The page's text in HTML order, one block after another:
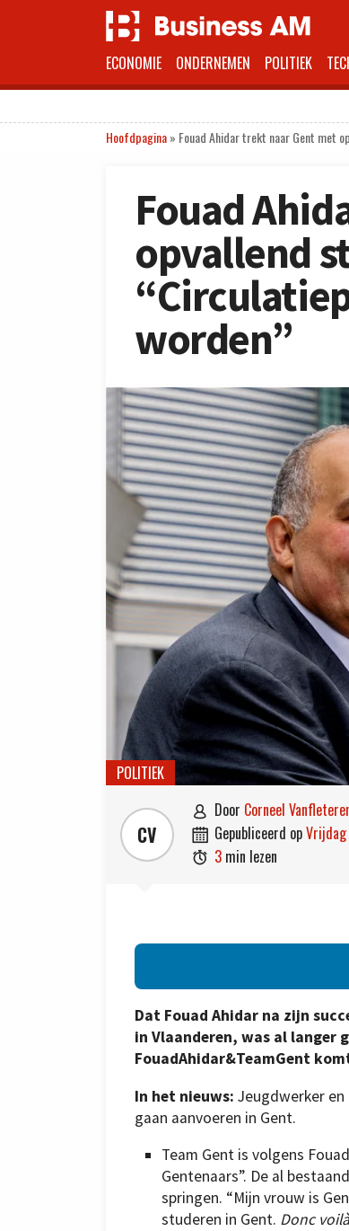
ECONOMIE ONDERNEMEN POLITIEK
Hoofdpagina» Fouad Ahidar trekt naar Gent met
Fouad
opvallend
worden”
POLITIEK
CV
 door Corneel
 gepubliceerd op
 3 min lezen
Dat Fouad Ahidar na zijn
in Vlaanderen, was al langer
FouadAhidar&TeamGent
In het nieuws: Jeugdwerker en
gaan aanvoeren in Gent.
Team Gent is volgens
Gentenaars”. De al
springen. “Mijn vrouw is
studeren in Gent. Donc voilà